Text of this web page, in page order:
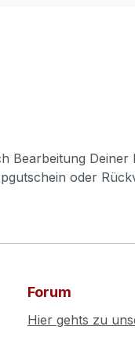
Bearbeitung
oder
Forum
Hier gehts zu